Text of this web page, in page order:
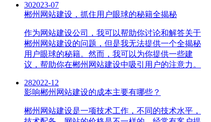
302023-07
郴州网站建设，抓住用户眼球的秘籍全揭秘
作为网站建设公司，我可以帮助你讨论和解答关于
郴州网站建设的问题，但是我无法提供一个全揭秘
用户眼球的秘籍。然而，我可以为你提供一些建
议，帮助你在郴州网站建设中吸引用户的注意力。
282022-12
影响郴州网站建设的成本主要有哪些？
郴州网站建设是一项技术工作，不同的技术水平，